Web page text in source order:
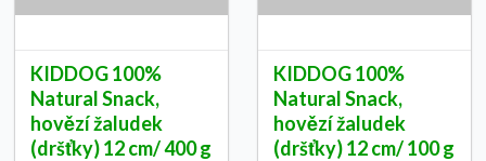
KIDDOG 100%
Natural Snack,
hovězí žaludek
(dršťky) 12 cm/ 400 g
KIDDOG 100%
Natural Snack,
hovězí žaludek
(dršťky) 12 cm/ 100 g